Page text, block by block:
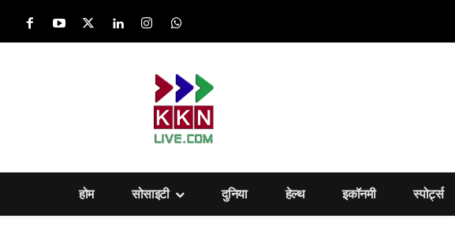
होम सोसाइटी दुनिया हेल्‍थ इकॉनमी स्पोर्ट्स